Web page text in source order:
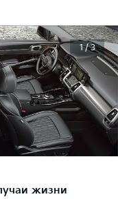
жизни
1 / 3